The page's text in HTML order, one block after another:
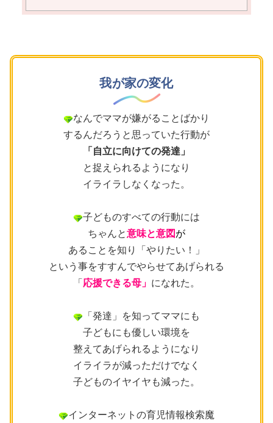
我が家の変化
なんでママが嫌がることばかり
するんだろうと思っていた行動が
「自立に向けての発達」
と捉えられるようになり
イライラしなくなった。
子どものすべての行動には
ちゃんと意味と意図 が
あることを知り「やりたい！」
という事をすすんでやらせてあげられる
「 応援できる母」 になれた。
「発達」を知ってママにも
子どもにも優しい環境を
整えてあげられるようになり
イライラが減っただけでなく
子どものイヤイヤも減った。
インターネットの育児情報検索魔